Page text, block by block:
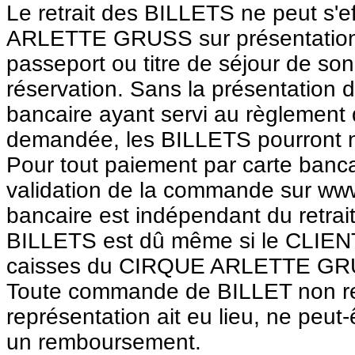
Le retrait des BILLETS ne peut
ARLETTE GRUSS sur
passeport ou titre de séjour de
réservation. Sans la présentation
bancaire ayant servi au
demandée, les BILLETS pourront
Pour tout paiement par carte
validation de la commande sur
bancaire est indépendant du
BILLETS est dû même si le
caisses du CIRQUE ARLETTE
Toute commande de BILLET non
représentation ait eu lieu, ne
un remboursement.